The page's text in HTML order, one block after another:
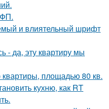
и влиятельный шрифт
- да, эту квартиру мы
площадью 80 кв.
кухню, как RT